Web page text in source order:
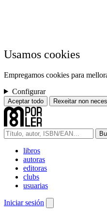
Usamos cookies
Empregamos cookies para
Configurar
Aceptar todo Rexeitar non
libros
autoras
editoras
clubs
usuarias
Iniciar sesión